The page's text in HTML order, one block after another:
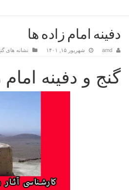
دفینه امام زاده ها
amd شهریور ۱۵, ۱۴۰۱ نشانه های
گنج و دفینه امام